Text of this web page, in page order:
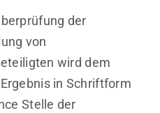
der
von
wird dem
in Schriftform
Stelle der